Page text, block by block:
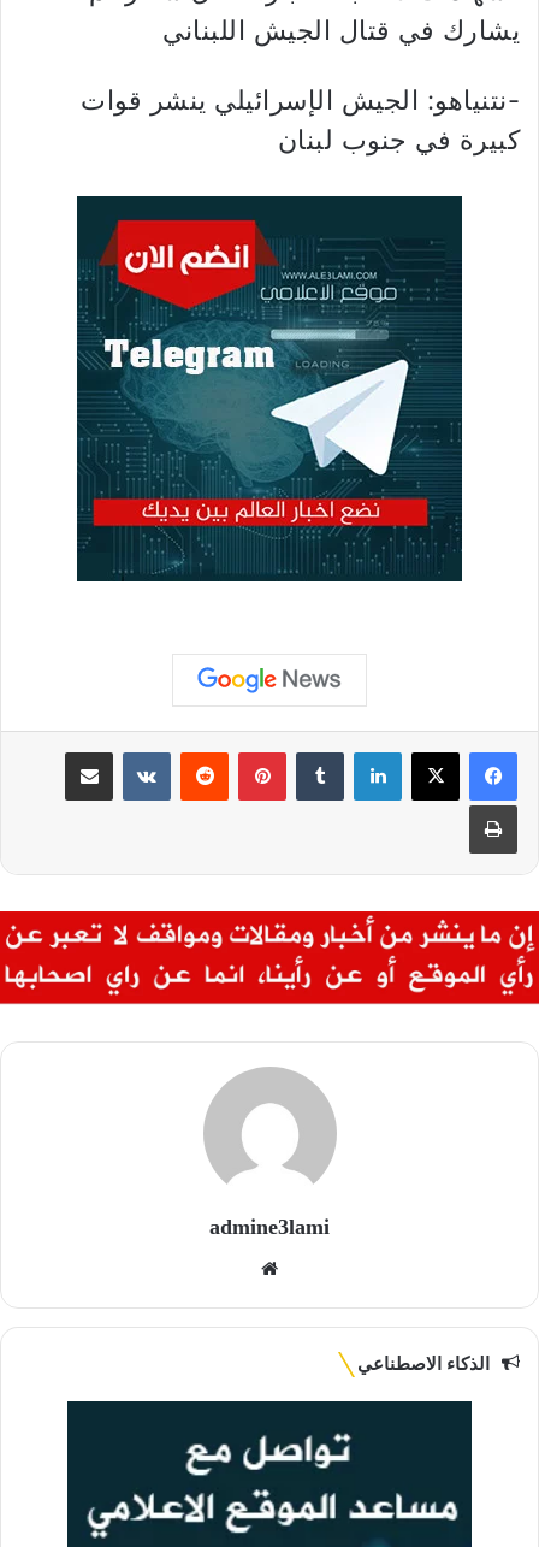
يشارك في قتال الجيش اللبناني
-نتنياهو: الجيش الإسرائيلي ينشر قوات
كبيرة في جنوب لبنان
لينكدإن بينتيريست مشاركة عبر البريد
طباعة
admine3lami
الذكاء الاصطناعي